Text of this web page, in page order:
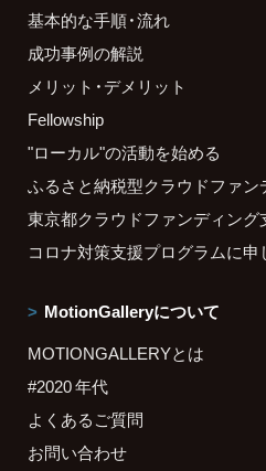
基本的な手順・流れ
成功事例の解説
メリット・デメリット
Fellowship
"ローカル"の活動を始める
ふるさと納税型クラウドファン
東京都クラウドファンディン
コロナ対策支援プログラムに申
MotionGalleryについて
MOTIONGALLERYとは
#2020 年代
よくあるご質問
お問い合わせ